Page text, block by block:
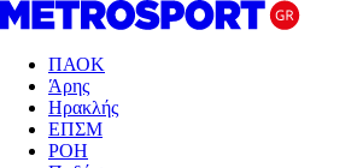
ΠΑΟΚ
Άρης
Ηρακλής
ΕΠΣΜ
ΡΟΗ